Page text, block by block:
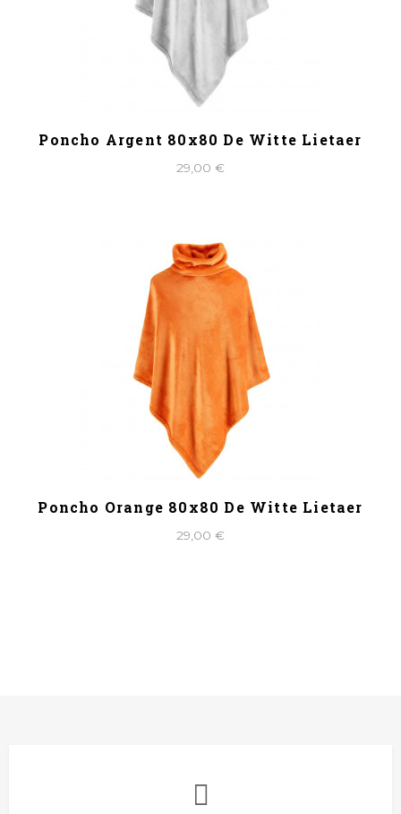
Poncho Argent 80x80 De Witte Lietaer
29,00 €
Poncho Orange 80x80 De Witte Lietaer
29,00 €